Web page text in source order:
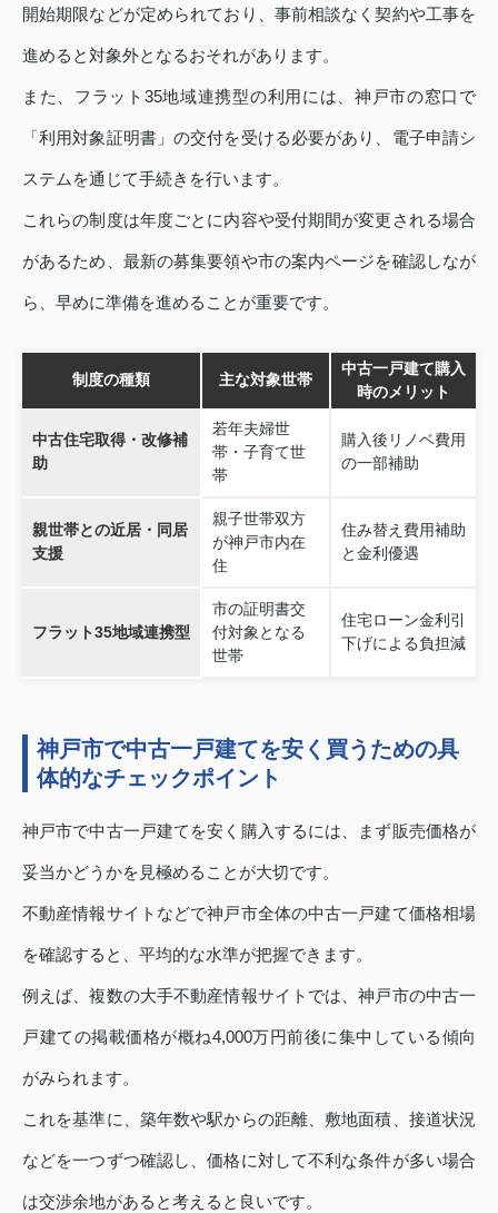
開始期限などが定められており、事前相談なく契約や工事を
進めると対象外となるおそれがあります。
また、フラット35地域連携型の利用には、神戸市の窓口で
「利用対象証明書」の交付を受ける必要があり、電子申請シ
ステムを通じて手続きを行います。
これらの制度は年度ごとに内容や受付期間が変更される場合
があるため、最新の募集要領や市の案内ページを確認しなが
ら、早めに準備を進めることが重要です。
制度の種類 主な対象世帯
中古一戸建て購入
時のメリット
中古住宅取得・改修補
助
若年夫婦世
帯・子育て世
帯
購入後リノベ費用
の一部補助
親世帯との近居・同居
支援
親子世帯双方
が神戸市内在
住
住み替え費用補助
と金利優遇
フラット35地域連携型
市の証明書交
付対象となる
世帯
住宅ローン金利引
下げによる負担減
神戸市で中古一戸建てを安く買うための具
体的なチェックポイント
神戸市で中古一戸建てを安く購入するには、まず販売価格が
妥当かどうかを見極めることが大切です。
不動産情報サイトなどで神戸市全体の中古一戸建て価格相場
を確認すると、平均的な水準が把握できます。
例えば、複数の大手不動産情報サイトでは、神戸市の中古一
戸建ての掲載価格が概ね4,000万円前後に集中している傾向
がみられます。
これを基準に、築年数や駅からの距離、敷地面積、接道状況
などを一つずつ確認し、価格に対して不利な条件が多い場合
は交渉余地があると考えると良いです。